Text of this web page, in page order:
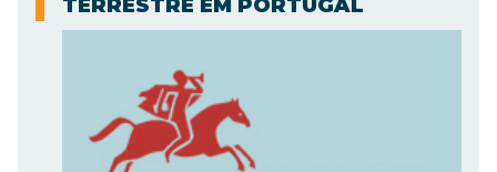
TERRESTRE EM PORTUGAL